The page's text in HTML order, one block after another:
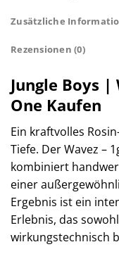
Zusätzliche
Rezensionen (0)
Jungle Boys |
One Kaufen
Ein kraftvolles
Tiefe. Der Wavez –
kombiniert
einer
Ergebnis ist ein
Erlebnis, das
wirkungstechnisch